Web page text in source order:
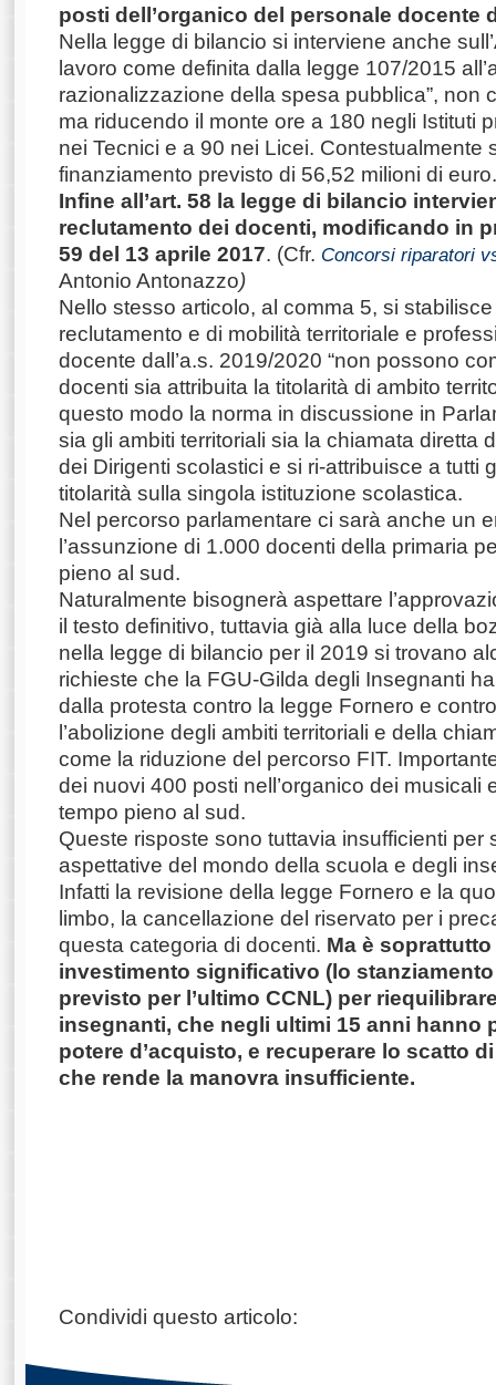
posti dell’organico del personale docente
Nella legge di bilancio si interviene anche
lavoro come definita dalla legge 107/2015
razionalizzazione della spesa pubblica”, non
ma riducendo il monte ore a 180 negli Istituti
nei Tecnici e a 90 nei Licei. Contestualmente
finanziamento previsto di 56,52 milioni di euro.
Infine all’art. 58 la legge di bilancio
reclutamento dei docenti, modificando in
59 del 13 aprile 2017. (Cfr. Concorsi riparatori
Antonio Antonazzo)
Nello stesso articolo, al comma 5, si
reclutamento e di mobilità territoriale e
docente dall’a.s. 2019/2020 “non possono
docenti sia attribuita la titolarità di ambito
questo modo la norma in discussione in
sia gli ambiti territoriali sia la chiamata diretta
dei Dirigenti scolastici e si ri-attribuisce a tutti
titolarità sulla singola istituzione scolastica.
Nel percorso parlamentare ci sarà anche un
l’assunzione di 1.000 docenti della primaria
pieno al sud.
Naturalmente bisognerà aspettare
il testo definitivo, tuttavia già alla luce della
nella legge di bilancio per il 2019 si trovano
richieste che la FGU-Gilda degli Insegnanti
dalla protesta contro la legge Fornero e
l’abolizione degli ambiti territoriali e della
come la riduzione del percorso FIT.
dei nuovi 400 posti nell’organico dei musicali
tempo pieno al sud.
Queste risposte sono tuttavia insufficienti per
aspettative del mondo della scuola e degli
Infatti la revisione della legge Fornero e la
limbo, la cancellazione del riservato per i
questa categoria di docenti. Ma è
investimento significativo (lo
previsto per l’ultimo CCNL) per
insegnanti, che negli ultimi 15 anni hanno
potere d’acquisto, e recuperare lo scatto
che rende la manovra insufficiente.
Condividi questo articolo: